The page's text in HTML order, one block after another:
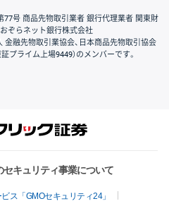
77号 商品先物取引業者 銀行代理業者 関東財
おぞらネット銀行株式会社
金融先物取引業協会、日本商品先物取引協会
プライム上場9449）のメンバーです。
キュリティ事業について
ス「GMOセキュリティ24」